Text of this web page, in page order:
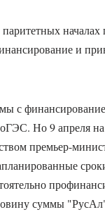
и
с
Но 9 апреля на
премьер-
суммы